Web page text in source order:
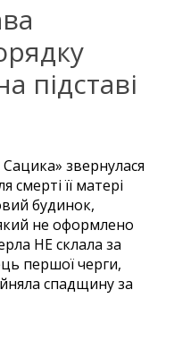
підставі
звернулася
смерті її матері
будинок,
не оформлено
НЕ склала за
першої черги,
спадщину за